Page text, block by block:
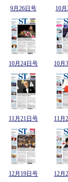
9月26日号 10
10月24日号 10月
11月21日号 11月
12月19日号 12月